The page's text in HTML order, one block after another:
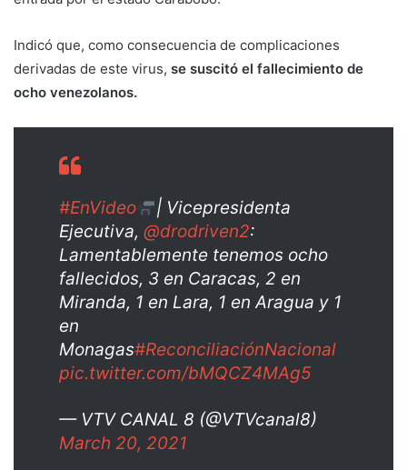
Indicó que, como consecuencia de complicaciones
derivadas de este virus, se suscitó el fallecimiento de
ocho venezolanos.
#EnVideo
| Vicepresidenta
Ejecutiva, @drodriven2:
Lamentablemente tenemos ocho
fallecidos, 3 en Caracas, 2 en
Miranda, 1 en Lara, 1 en Aragua y 1
en
Monagas#ReconciliaciónNacional
pic.twitter.com/bMQCZ4MAg5
— VTV CANAL 8 (@VTVcanal8)
March 20, 2021